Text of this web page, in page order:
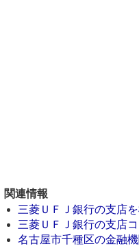
関連情報
三菱ＵＦＪ銀行の支店
三菱ＵＦＪ銀行の支店
名古屋市千種区の金融